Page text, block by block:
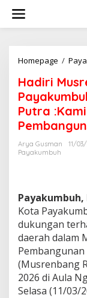
w
Homepage /
Hadiri
Putra
Arya Gusman
11/
Payakumbuh
Kota
dukungan
daerah dalam
(Musrenbang
2026 di Aula
Selasa (11/03/